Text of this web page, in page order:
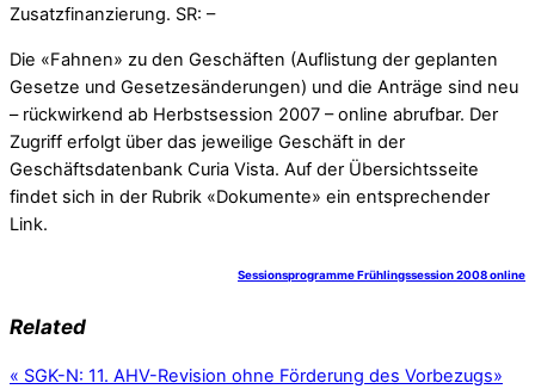
Zusatzfinanzierung. SR: –
Die «Fahnen» zu den Geschäften (Auflistung der geplanten
Gesetze und Gesetzesänderungen) und die Anträge sind neu
– rückwirkend ab Herbstsession 2007 – online abrufbar. Der
Zugriff erfolgt über das jeweilige Geschäft in der
Geschäftsdatenbank Curia Vista. Auf der Übersichtsseite
findet sich in der Rubrik «Dokumente» ein entsprechender
Link.
Sessionsprogramme Frühlingssession 2008 online
Related
« SGK-N: 11. AHV-Revision ohne Förderung des Vorbezugs»